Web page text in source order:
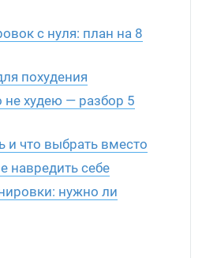
с нуля: план на 8
похудения
не худею — разбор 5
и что выбрать вместо
навредить себе
нужно ли